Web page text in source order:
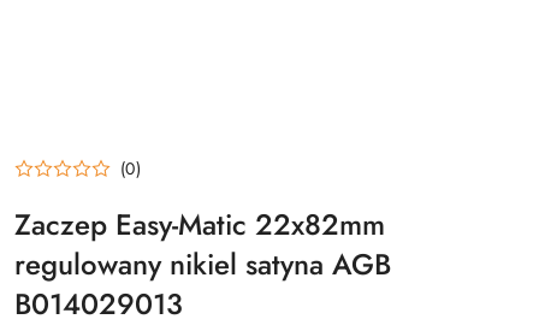
(0)
Zaczep Easy-Matic 22x82mm
regulowany nikiel satyna AGB
B014029013